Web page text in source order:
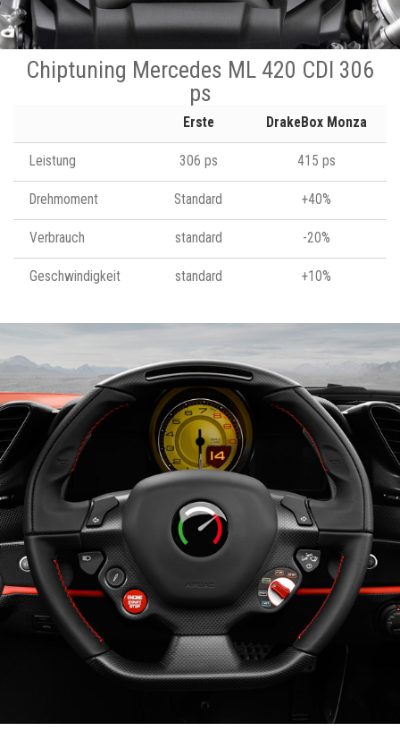
Chiptuning Mercedes ML 420 CDI 306
ps
Erste DrakeBox Monza
Leistung 306 ps 415 ps
Drehmoment Standard +40%
Verbrauch standard -20%
Geschwindigkeit standard +10%